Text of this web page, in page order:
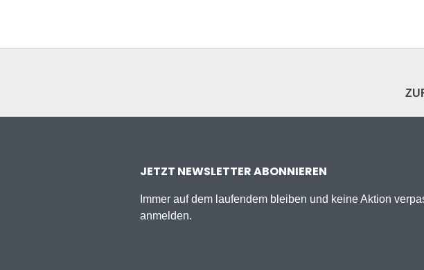
JETZT NEWSLETTER ABONNIEREN
Immer auf dem laufendem bleiben und keine Aktion
anmelden.